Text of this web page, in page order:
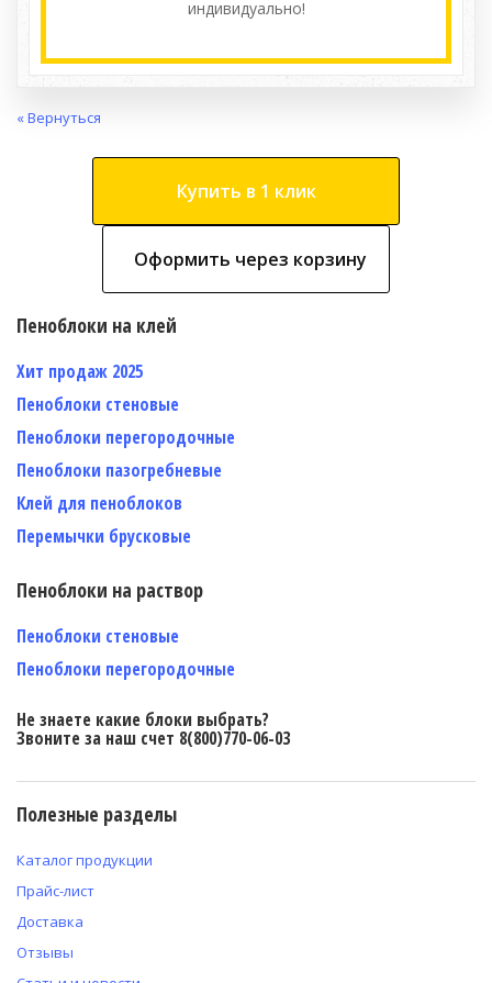
индивидуально!
« Вернуться
Купить в 1 клик
Оформить через корзину
Пеноблоки на клей
Хит продаж 2025
Пеноблоки стеновые
Пеноблоки перегородочные
Пеноблоки пазогребневые
Клей для пеноблоков
Перемычки брусковые
Пеноблоки на раствор
Пеноблоки стеновые
Пеноблоки перегородочные
Не знаете какие блоки выбрать?
Звоните за наш счет 8(800)770-06-03
Полезные разделы
Каталог продукции
Прайс-лист
Доставка
Отзывы